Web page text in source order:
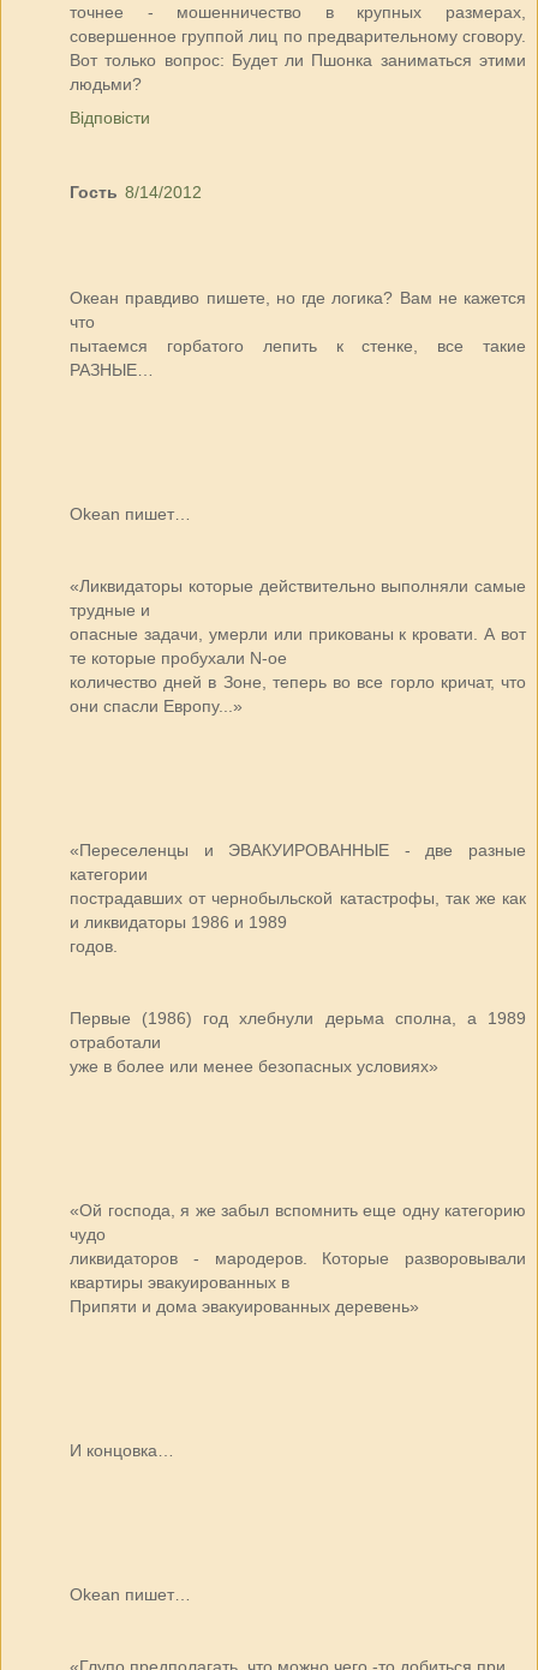
точнее - мошенничество в крупных размерах,
совершенное группой лиц по предварительному сговору.
Вот только вопрос: Будет ли Пшонка заниматься этими
людьми?
Відповісти
Гость 8/14/2012
Океан правдиво пишете, но где логика? Вам не кажется
что
пытаемся горбатого лепить к стенке, все такие
РАЗНЫЕ…
Okean пишет…
«Ликвидаторы которые действительно выполняли самые
трудные и
опасные задачи, умерли или прикованы к кровати. А вот
те которые пробухали N-ое
количество дней в Зоне, теперь во все горло кричат, что
они спасли Европу...»
«Переселенцы и ЭВАКУИРОВАННЫЕ - две разные
категории
пострадавших от чернобыльской катастрофы, так же как
и ликвидаторы 1986 и 1989
годов.
Первые (1986) год хлебнули дерьма сполна, а 1989
отработали
уже в более или менее безопасных условиях»
«Ой господа, я же забыл вспомнить еще одну категорию
чудо
ликвидаторов - мародеров. Которые разворовывали
квартиры эвакуированных в
Припяти и дома эвакуированных деревень»
И концовка…
Okean пишет…